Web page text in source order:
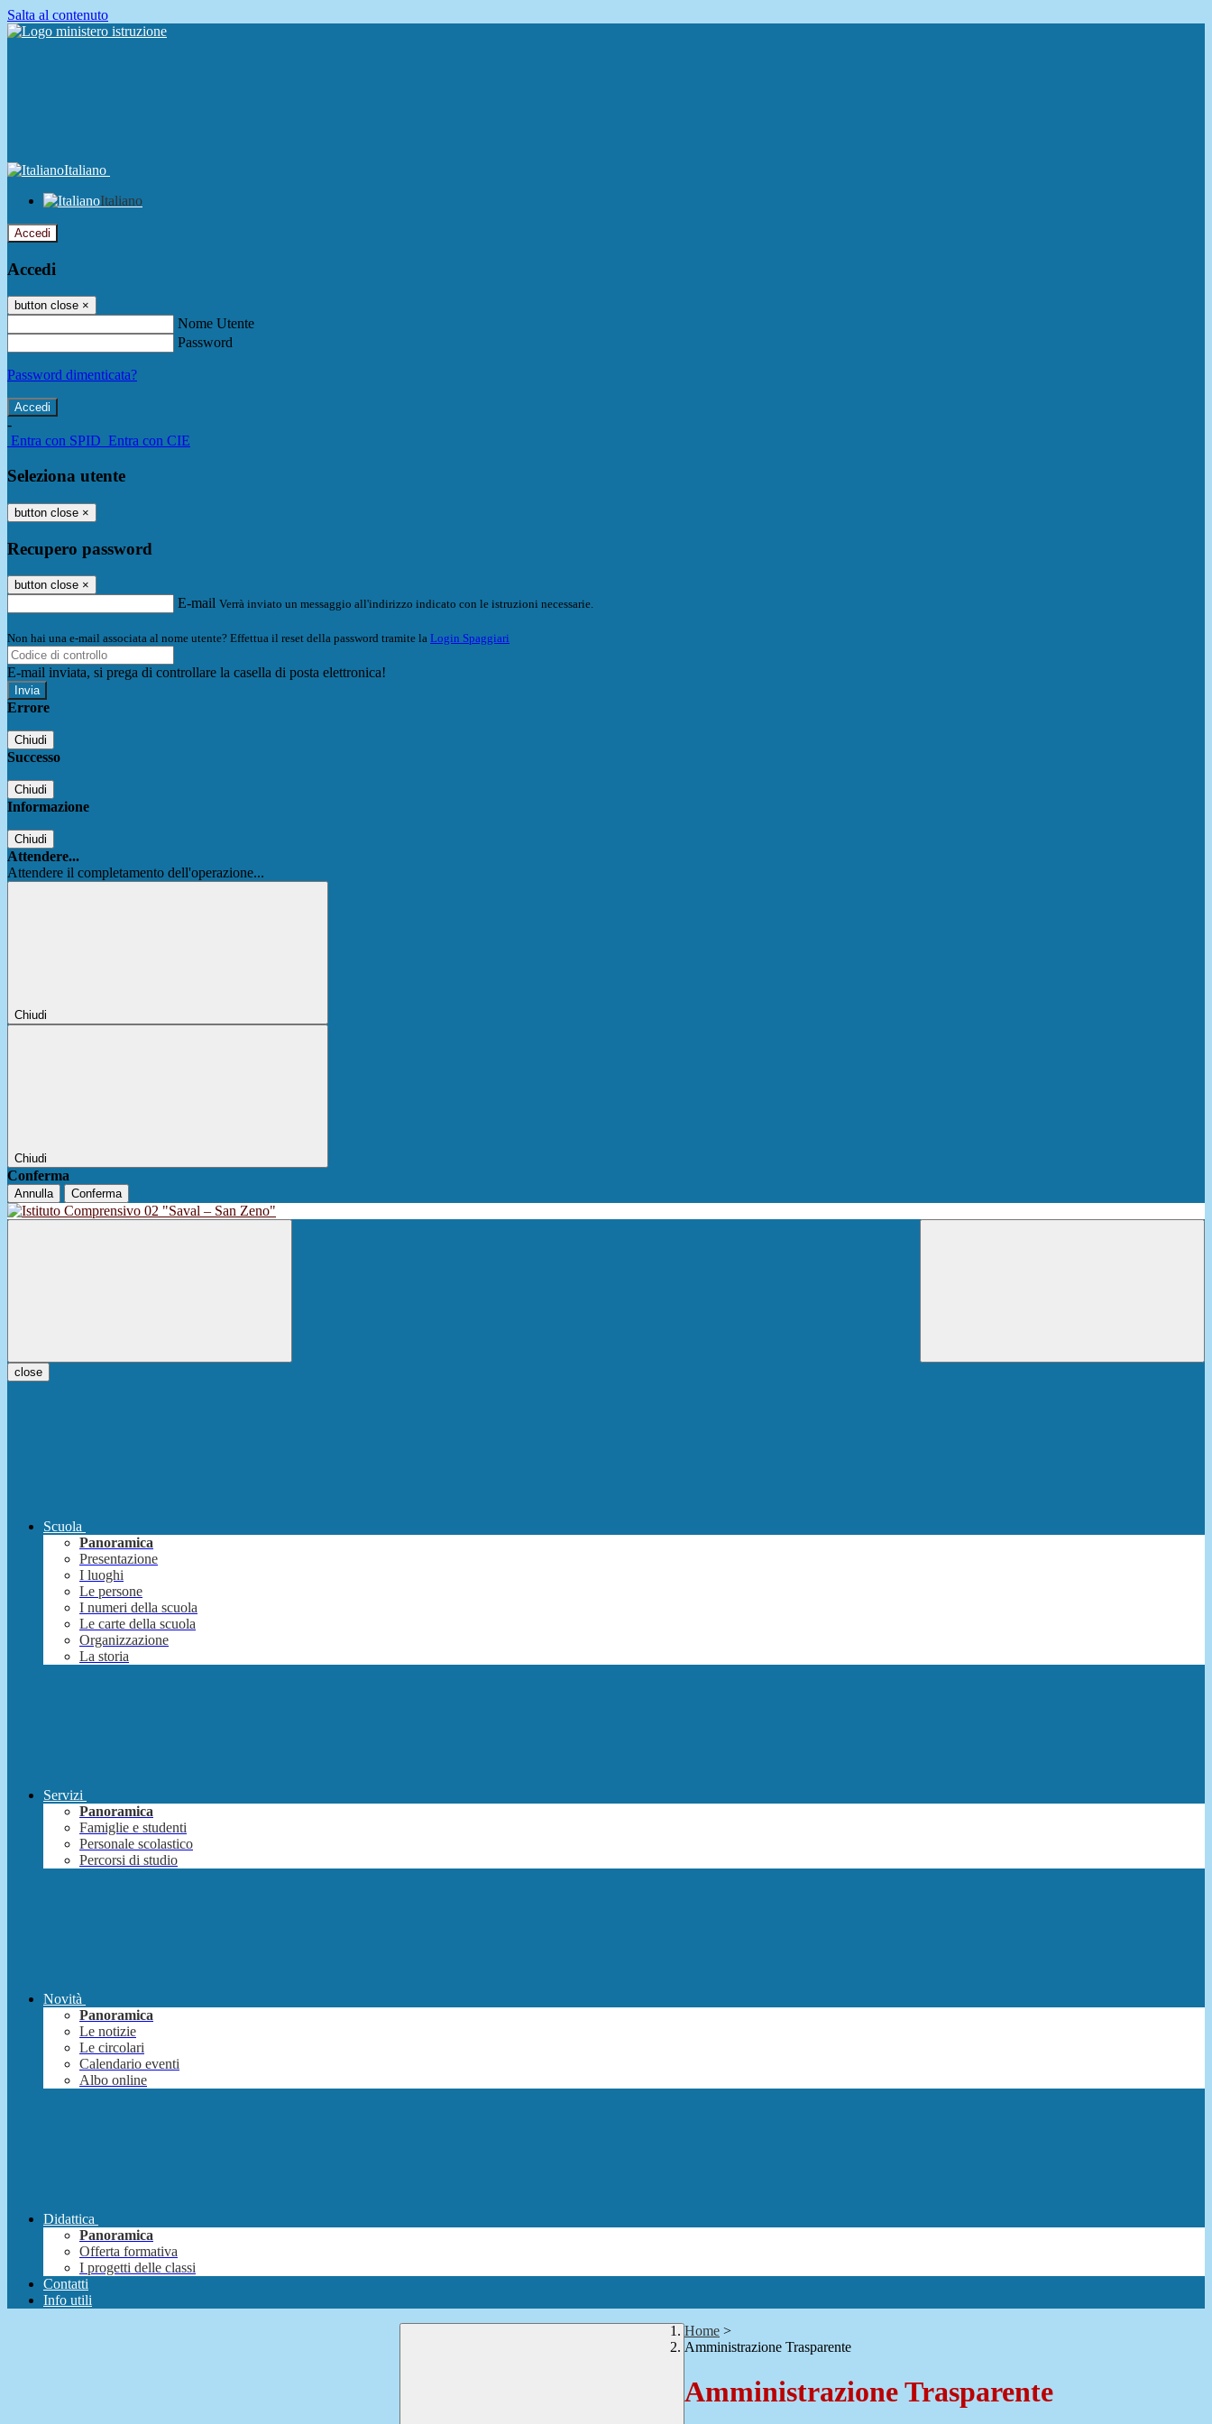
Salta al contenuto
Italiano
Italiano
Accedi
Accedi
button close ×
Nome Utente
Password
Password dimenticata?
-
Entra con SPID Entra con CIE
Seleziona utente
button close ×
Recupero password
button close ×
E-mail Verrà inviato un messaggio all'indirizzo indicato con le istruzioni necessarie.
Non hai una e-mail associata al nome utente? Effettua il reset della password tramite la Login Spaggiari
E-mail inviata, si prega di controllare la casella di posta elettronica!
Errore
Chiudi
Successo
Chiudi
Informazione
Chiudi
Attendere...
Attendere il completamento dell'operazione...
Chiudi
Chiudi
Conferma
Annulla Conferma
close
Scuola
Panoramica
Presentazione
I luoghi
Le persone
I numeri della scuola
Le carte della scuola
Organizzazione
La storia
Servizi
Panoramica
Famiglie e studenti
Personale scolastico
Percorsi di studio
Novità
Panoramica
Le notizie
Le circolari
Calendario eventi
Albo online
Didattica
Panoramica
Offerta formativa
I progetti delle classi
Contatti
Info utili
Home >
Amministrazione Trasparente
Amministrazione Trasparente